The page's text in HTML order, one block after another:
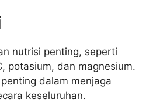
nutrisi penting, seperti
potasium, dan magnesium.
dalam menjaga
keseluruhan.